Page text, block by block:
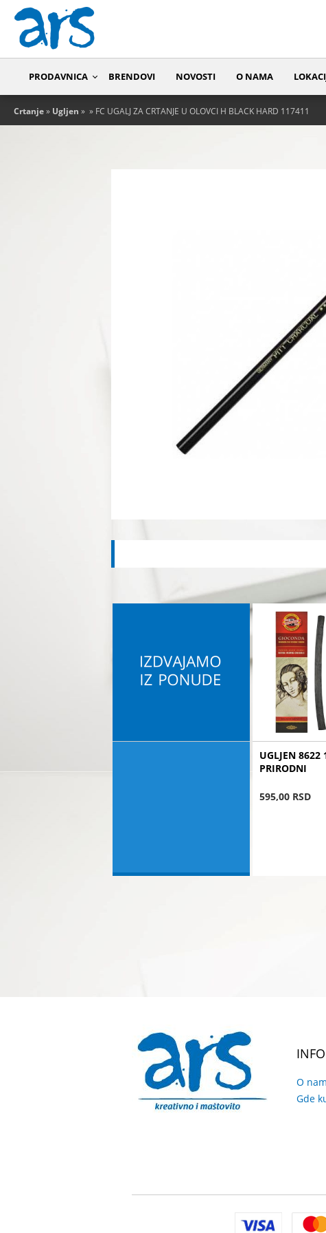
PRODAVNICA BRENDOVI NOVOSTI O NAMA
Crtanje» Ugljen » » FC UGALJ ZA CRTANJE U OLOVCI H BLACK HARD 117411
UGLJEN 8622
PRIRODNI
595,00 RSD
O
Gde